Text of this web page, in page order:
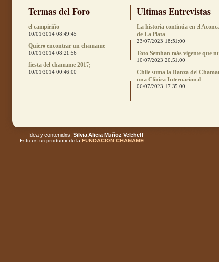
Termas del Foro
el campiriño
10/01/2014 08:49:45
Quiero encontrar un chamame
10/01/2014 08:21:56
fiesta del chamame 2017;
10/01/2014 00:46:00
Ultimas Entrevistas
La historia continúa en el
de La Plata
23/07/2023 18:51:00
Toto Semhan más vigente que
10/07/2023 20:51:00
Chile suma la Danza del
una Clínica Internacional
06/07/2023 17:35:00
Idea y contenidos: Silvia Alicia Muñoz Velcheff
Este es un producto de la FUNDACION CHAMAME